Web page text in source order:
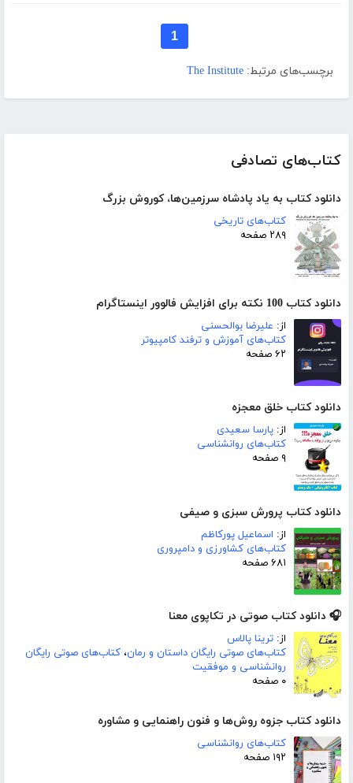
کتاب‌های تصادفی
دانلود کتاب به یاد پادشاه سرزمین‌ها، کوروش بزرگ
کتاب‌های تاریخی
۲۸۹ صفحه
دانلود کتاب 100 نکته برای افزایش فالوور اینستاگرام
از: علیرضا بوالحسنی
کتاب‌های آموزش و ترفند کامپیوتر
۶۲ صفحه
دانلود کتاب خلق معجزه
از: پارسا سعیدی
کتاب‌های روانشناسی
۹ صفحه
دانلود کتاب پرورش سبزی و صیفی
از: اسماعیل پورکاظم
کتاب‌های کشاورزی و دامپروری
۶۸۱ صفحه
🎧 دانلود کتاب صوتی در تکاپوی معنا
از: ترینا پالاس
کتاب‌های صوتی رایگان داستان و رمان، کتاب‌های صوتی رایگان
روانشناسی و موفقیت
۰ صفحه
دانلود کتاب جزوه روش‌ها و فنون راهنمایی و مشاوره
کتاب‌های روانشناسی
۱۹۲ صفحه
1
برچسب‌های مرتبط: The Institute